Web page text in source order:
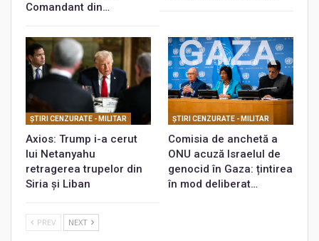
Comandant din…
ŞTIRI CENZURATE - MILITAR
Axios: Trump i-a cerut
lui Netanyahu
retragerea trupelor din
Siria și Liban
ŞTIRI CENZURATE - MILITAR
Comisia de anchetă a
ONU acuză Israelul de
genocid în Gaza: țintirea
în mod deliberat…
PREV NEXT